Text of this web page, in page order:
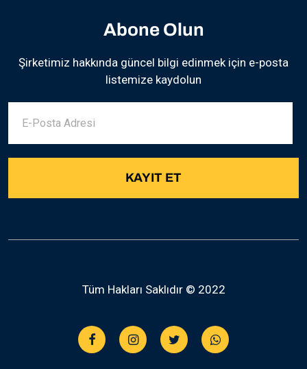
Abone Olun
Şirketimiz hakkında güncel bilgi edinmek için e-posta
listemize kaydolun
Tüm Hakları Saklıdır © 2022